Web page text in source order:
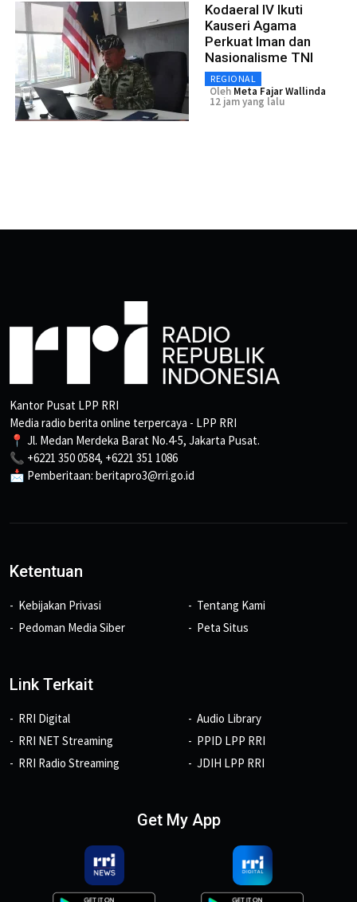
Kodaeral IV Ikuti
Kauseri Agama
Perkuat Iman dan
Nasionalisme TNI
REGIONAL
Oleh Meta Fajar Wallinda
12 jam yang lalu
Kantor Pusat LPP RRI
Media radio berita online terpercaya - LPP RRI
📍 Jl. Medan Merdeka Barat No.4-5, Jakarta Pusat.
📞 +6221 350 0584, +6221 351 1086
📩 Pemberitaan: beritapro3@rri.go.id
Ketentuan
Kebijakan Privasi
Pedoman Media Siber
Tentang Kami
Peta Situs
Link Terkait
RRI Digital
RRI NET Streaming
RRI Radio Streaming
Audio Library
PPID LPP RRI
JDIH LPP RRI
Get My App